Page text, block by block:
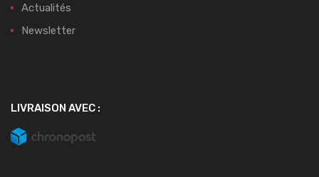
Actualités
Newsletter
LIVRAISON AVEC :